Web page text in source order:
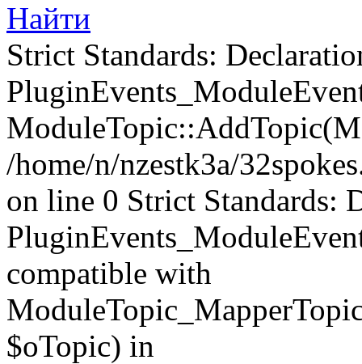
Найти
Strict Standards:
/home/n/nzestk3a/
on line 0 Strict Standards:
compatible with
$oTopic) in